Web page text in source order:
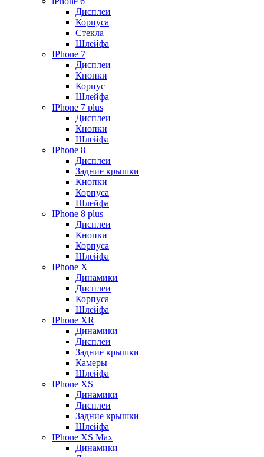
Дисплеи
Корпуса
Стекла
Шлейфа
IPhone 7
Дисплеи
Кнопки
Корпус
Шлейфа
IPhone 7 plus
Дисплеи
Кнопки
Шлейфа
IPhone 8
Дисплеи
Задние крышки
Кнопки
Корпуса
Шлейфа
IPhone 8 plus
Дисплеи
Кнопки
Корпуса
Шлейфа
IPhone X
Динамики
Дисплеи
Корпуса
Шлейфа
IPhone XR
Динамики
Дисплеи
Задние крышки
Камеры
Шлейфа
IPhone XS
Динамики
Дисплеи
Задние крышки
Шлейфа
IPhone XS Max
Динамики